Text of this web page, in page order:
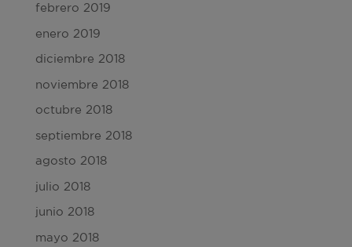
febrero 2019
enero 2019
diciembre 2018
noviembre 2018
octubre 2018
septiembre 2018
agosto 2018
julio 2018
junio 2018
mayo 2018